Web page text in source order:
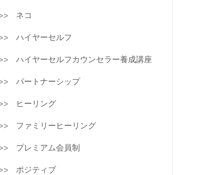
ネコ
ハイヤーセルフ
ハイヤーセルフカウンセラー養成講座
パートナーシップ
ヒーリング
ファミリーヒーリング
プレミアム会員制
ポジティブ